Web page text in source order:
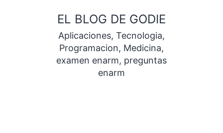
contenido
EL BLOG DE GODIE
Aplicaciones, Tecnologia,
Programacion, Medicina,
examen enarm, preguntas
enarm